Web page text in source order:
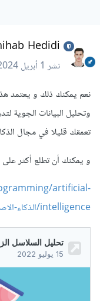
Hedidi
نشر1 أبريل 2024
نعم يمكنك ذلك و يعتمد
وتحليل البيانات الجوية
تعمقك قليلا في مجال
و يمكنك أن تطلع أكثر
artificial-
intelligence/الذكاء-الاصطناعي/